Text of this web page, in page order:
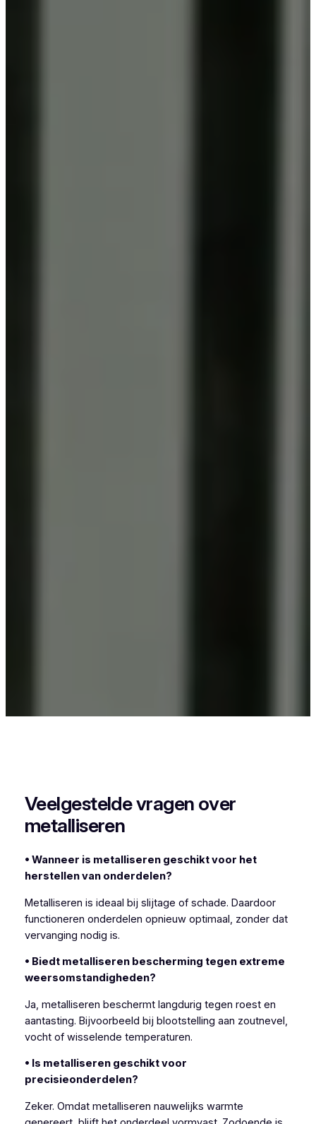
Veelgestelde vragen over
metalliseren
• Wanneer is metalliseren geschikt voor het
herstellen van onderdelen?
Metalliseren is ideaal bij slijtage of schade. Daardoor
functioneren onderdelen opnieuw optimaal, zonder dat
vervanging nodig is.
• Biedt metalliseren bescherming tegen extreme
weersomstandigheden?
Ja, metalliseren beschermt langdurig tegen roest en
aantasting. Bijvoorbeeld bij blootstelling aan zoutnevel,
vocht of wisselende temperaturen.
• Is metalliseren geschikt voor
precisieonderdelen?
Zeker. Omdat metalliseren nauwelijks warmte